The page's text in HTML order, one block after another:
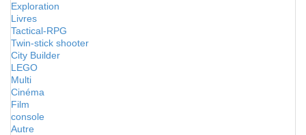
Exploration
Livres
Tactical-RPG
Twin-stick shooter
City Builder
LEGO
Multi
Cinéma
Film
console
Autre